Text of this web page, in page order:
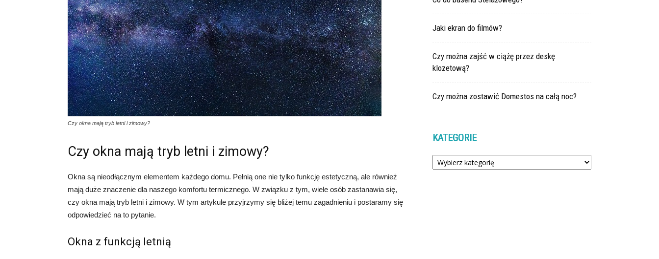
Czy okna mają tryb letni i zimowy?
Czy okna mają tryb letni i zimowy?
Okna są nieodłącznym elementem każdego domu. Pełnią one nie tylko funkcję estetyczną, ale również
mają duże znaczenie dla naszego komfortu termicznego. W związku z tym, wiele osób zastanawia się,
czy okna mają tryb letni i zimowy. W tym artykule przyjrzymy się bliżej temu zagadnieniu i postaramy się
odpowiedzieć na to pytanie.
Okna z funkcją letnią
Jaki ekran do filmów?
Czy można zajść w ciążę przez deskę
klozetową?
Czy można zostawić Domestos na całą noc?
KATEGORIE
Kategorie